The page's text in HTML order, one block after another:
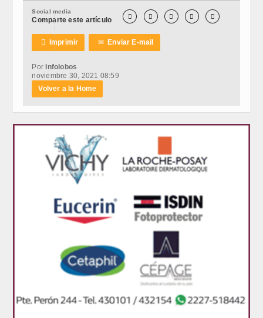
Social media
Comparte este artículo     
 Imprimir ✉Enviar E-mail
Por Infolobos
noviembre 30, 2021 08:59
Volver a la Home